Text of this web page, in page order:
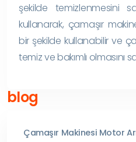
şekilde temizlenmesini
kullanarak, çamaşır
bir şekilde kullanabilir ve
temiz ve bakımlı olmasını
blog
Çamaşır Makinesi Motor